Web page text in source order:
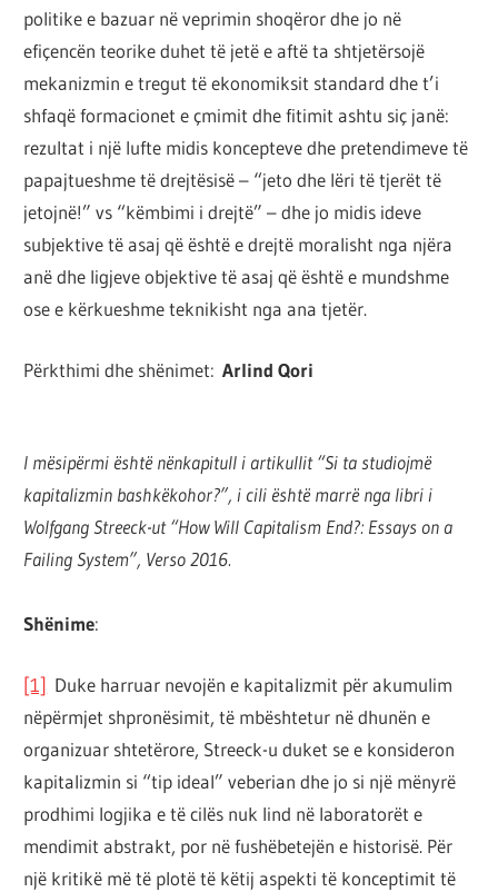
politike e bazuar në veprimin shoqëror dhe jo në
efiçencën teorike duhet të jetë e aftë ta shtjetërsojë
mekanizmin e tregut të ekonomiksit standard dhe t’i
shfaqë formacionet e çmimit dhe fitimit ashtu siç janë:
rezultat i një lufte midis koncepteve dhe pretendimeve të
papajtueshme të drejtësisë – “jeto dhe lëri të tjerët të
jetojnë!” vs “këmbimi i drejtë” – dhe jo midis ideve
subjektive të asaj që është e drejtë moralisht nga njëra
anë dhe ligjeve objektive të asaj që është e mundshme
ose e kërkueshme teknikisht nga ana tjetër.
Përkthimi dhe shënimet:Arlind Qori
I mësipërmi është nënkapitull i artikullit “Si ta studiojmë
kapitalizmin bashkëkohor?”, i cili është marrë nga libri i
Wolfgang Streeck-ut “How Will Capitalism End?: Essays on a
Failing System”, Verso 2016.
Shënime:
[1] Duke harruar nevojën e kapitalizmit për akumulim
nëpërmjet shpronësimit, të mbështetur në dhunën e
organizuar shtetërore, Streeck-u duket se e konsideron
kapitalizmin si “tip ideal” veberian dhe jo si një mënyrë
prodhimi logjika e të cilës nuk lind në laboratorët e
mendimit abstrakt, por në fushëbetejën e historisë. Për
një kritikë më të plotë të këtij aspekti të konceptimit të